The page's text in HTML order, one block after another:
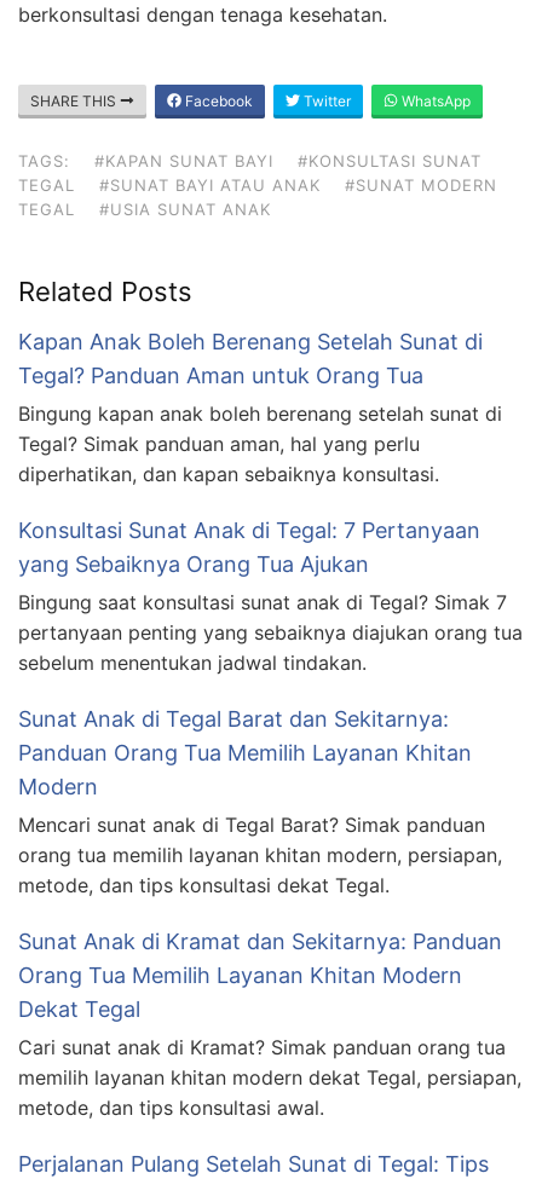
berkonsultasi dengan tenaga kesehatan.
SHARE THIS Facebook Twitter WhatsApp
TAGS: #KAPAN SUNAT BAYI
#KONSULTASI SUNAT
TEGAL
#SUNAT BAYI ATAU ANAK
#SUNAT MODERN
TEGAL
#USIA SUNAT ANAK
Related Posts
Kapan Anak Boleh Berenang Setelah Sunat di
Tegal? Panduan Aman untuk Orang Tua
Bingung kapan anak boleh berenang setelah sunat di
Tegal? Simak panduan aman, hal yang perlu
diperhatikan, dan kapan sebaiknya konsultasi.
Konsultasi Sunat Anak di Tegal: 7 Pertanyaan
yang Sebaiknya Orang Tua Ajukan
Bingung saat konsultasi sunat anak di Tegal? Simak 7
pertanyaan penting yang sebaiknya diajukan orang tua
sebelum menentukan jadwal tindakan.
Sunat Anak di Tegal Barat dan Sekitarnya:
Panduan Orang Tua Memilih Layanan Khitan
Modern
Mencari sunat anak di Tegal Barat? Simak panduan
orang tua memilih layanan khitan modern, persiapan,
metode, dan tips konsultasi dekat Tegal.
Sunat Anak di Kramat dan Sekitarnya: Panduan
Orang Tua Memilih Layanan Khitan Modern
Dekat Tegal
Cari sunat anak di Kramat? Simak panduan orang tua
memilih layanan khitan modern dekat Tegal, persiapan,
metode, dan tips konsultasi awal.
Perjalanan Pulang Setelah Sunat di Tegal: Tips